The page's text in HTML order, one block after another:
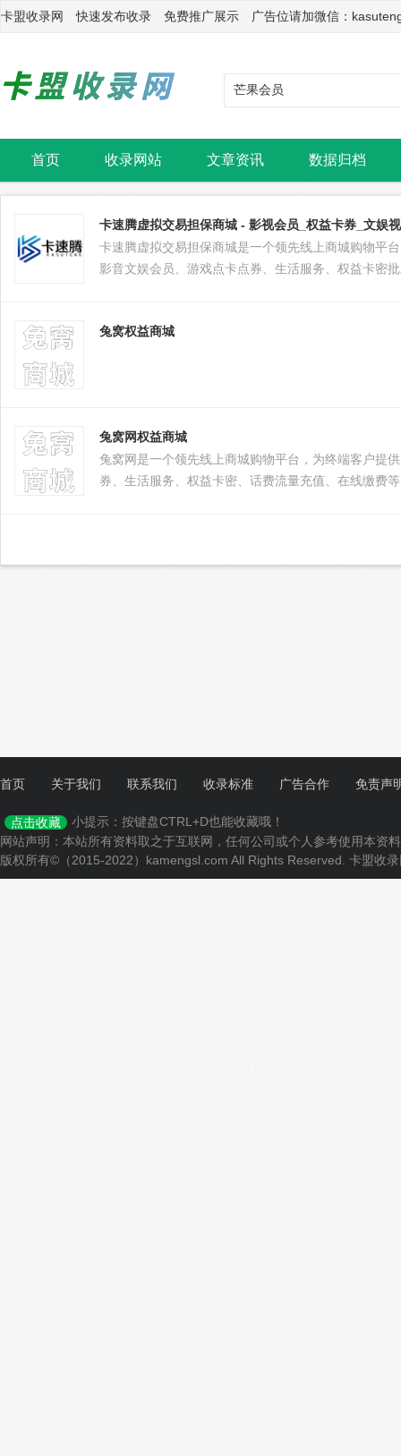
卡盟收录网 快速发布收录 免费推广展示 广告位请加微信：
首页 收录网站 文章资讯 数据归档
卡速腾虚拟交易担保商城 - 影视会员_权益卡券_文娱
卡速腾虚拟交易担保商城是一个领先线上商城购物平
影音文娱会员、游戏点卡点券、生活服务、权益卡密
兔窝权益商城
兔窝网权益商城
兔窝网是一个领先线上商城购物平台，为终端客户提
券、生活服务、权益卡密、话费流量充值、在线缴费
首页 关于我们 联系我们 收录标准 广告合作 免责声
点击收藏
小提示：按键盘CTRL+D也能收藏哦！
网站声明：本站所有资料取之于互联网，任何公司或个人参考使用本
版权所有©（2015-2022）kamengsl.com All Rights Reserved. 卡盟收